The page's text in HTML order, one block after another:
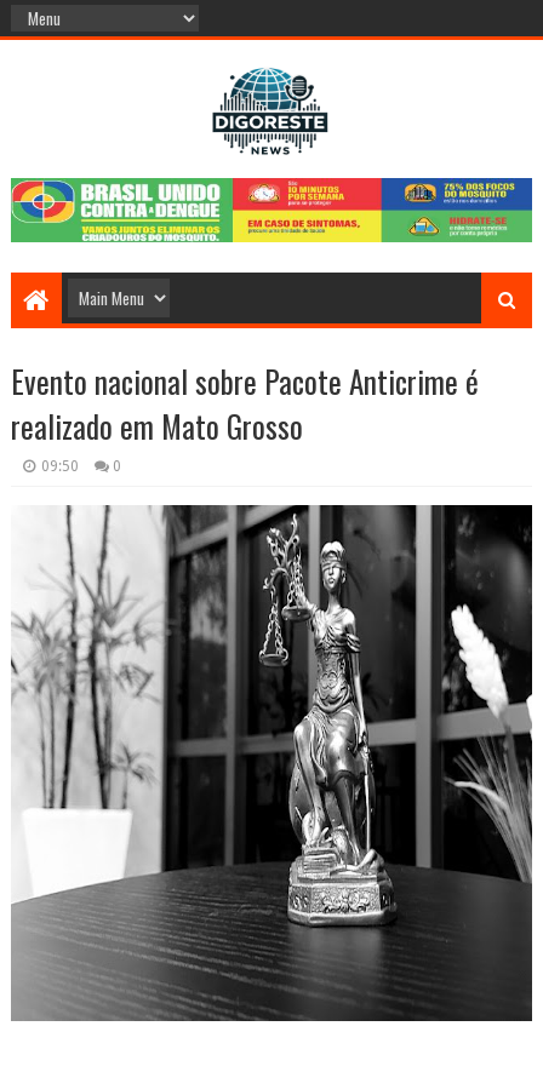
Evento nacional sobre Pacote Anticrime é
realizado em Mato Grosso
09:50 0